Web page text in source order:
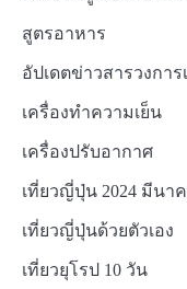
สูตรอาหาร
อัปเดตข่าวสารวงการ
เครื่องทำความเย็น
เครื่องปรับอากาศ
เที่ยวญี่ปุ่น 2024 มีนา
เที่ยวญี่ปุ่นด้วยตัวเอง
เที่ยวยุโรป 10 วัน